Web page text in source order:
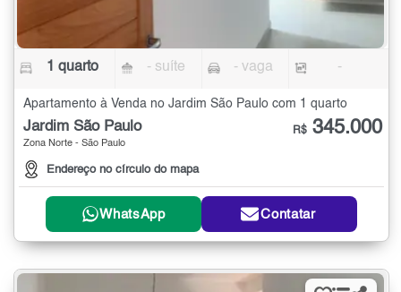
1 quarto - suíte - vaga -
Apartamento à Venda no Jardim São Paulo com 1 quarto
Jardim São Paulo
Zona Norte - São Paulo
Endereço no círculo do mapa
R$ 345.000
WhatsApp Contatar